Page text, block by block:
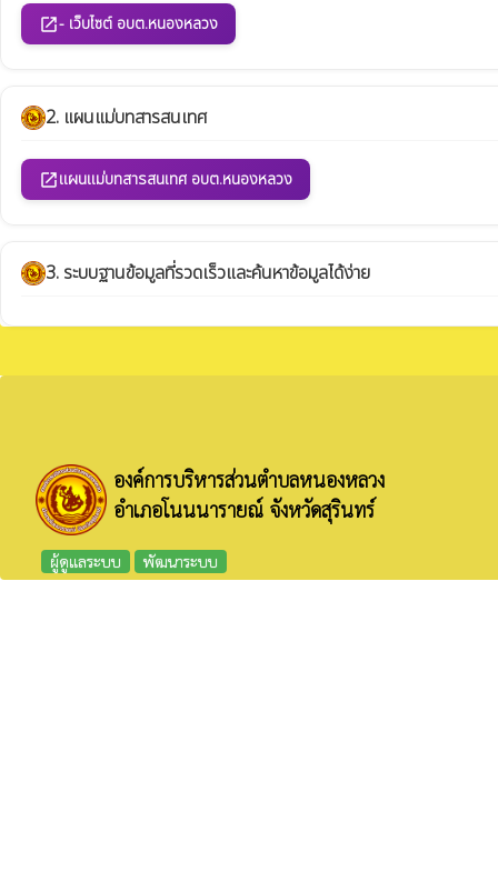
open_in_new- เว็บไซต์ อบต.หนองหลวง
2. แผนแม่บทสารสนเทศ
open_in_newแผนแม่บทสารสนเทศ อบต.หนองหลวง
3. ระบบฐานข้อมูลที่รวดเร็วและค้นหาข้อมูลได้ง่าย
องค์การบริหารส่วนตำบลหนองหลวง
อำเภอโนนนารายณ์ จังหวัดสุรินทร์
ผู้ดูแลระบบ พัฒนาระบบ